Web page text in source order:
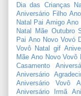
Dia das Crianças
Aniversário Filho
Natal Pai Amigo Ano
Natal Mãe Outubro
Pai Ano Novo Vovó
Vovô
Natal gif
Mãe Ano Novo Vovô
Casamento
Aniversário
Aniversário Vovô
Aniversário Irmã